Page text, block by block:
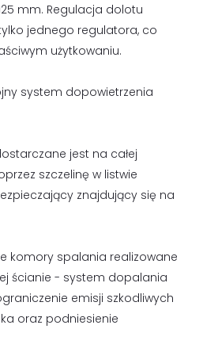
mm. Regulacja dolotu
jednego regulatora, co
użytkowaniu.
system dopowietrzenia
jest na całej
szczelinę w listwie
znajdujący się na
komory spalania realizowane
ścianie - system dopalania
emisji szkodliwych
oraz podniesienie